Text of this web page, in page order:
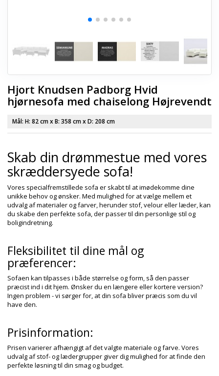
Hjort Knudsen Padborg Hvid
hjørnesofa med chaiselong Højrevendt
Mål: H: 82 cmx B: 358 cmx D: 208 cm
Skab din drømmestue med vores
skræddersyede sofa!
Vores specialfremstillede sofa er skabt til at imødekomme dine
unikke behov og ønsker. Med mulighed for at vælge mellem et
udvalg af materialer og farver, herunder stof, velour eller læder, kan
du skabe den perfekte sofa, der passer til din personlige stil og
boligindretning.
Fleksibilitet til dine mål og
præferencer:
Sofaen kan tilpasses i både størrelse og form, så den passer
præcist ind i dit hjem. Ønsker du en længere eller kortere version?
Ingen problem - vi sørger for, at din sofa bliver præcis som du vil
have den.
Prisinformation:
Prisen varierer afhængigt af det valgte materiale og farve. Vores
udvalg af stof- og lædergrupper giver dig mulighed for at finde den
perfekte løsning til din smag og budget.